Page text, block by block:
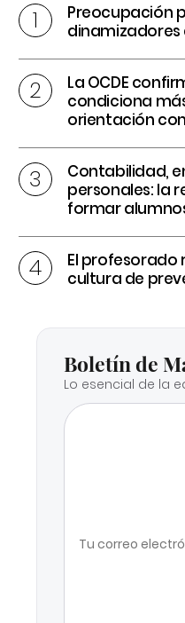
Preocupación
dinamizadores
La OCDE
condiciona
orientación
Contabilidad,
personales: la
formar
El profesorado
cultura de
Boletín de
Lo esencial de la